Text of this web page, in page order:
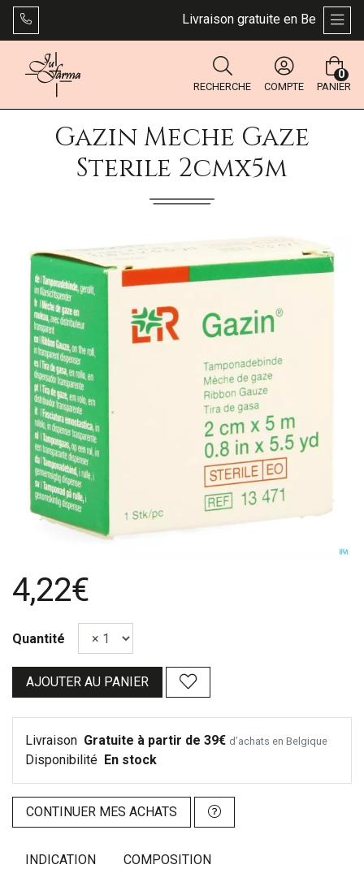
Livraison gratuite en Belgique
RECHERCHE COMPTE PANIER
0
Gazin Meche Gaze
Sterile 2cmx5m
4,22€
Quantité
AJOUTER AU PANIER
Livraison Gratuite à partir de 39€ d’achats en Belgique
Disponibilité En stock
CONTINUER MES ACHATS
INDICATION COMPOSITION